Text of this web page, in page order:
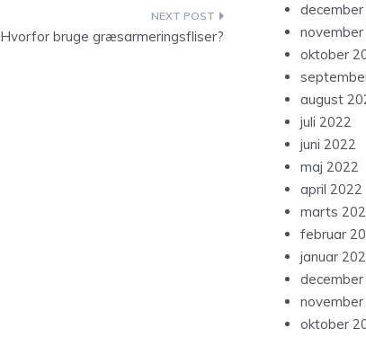
Hvorfor bruge græsarmeringsfliser?
oktober
august
juli 2022
juni 2022
maj 2022
april 2022
marts
februar
januar
oktober